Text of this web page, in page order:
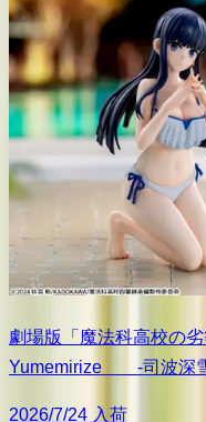
劇場版「魔法科高校の
Yumemirize ‐司波深
2026/7/24 入荷